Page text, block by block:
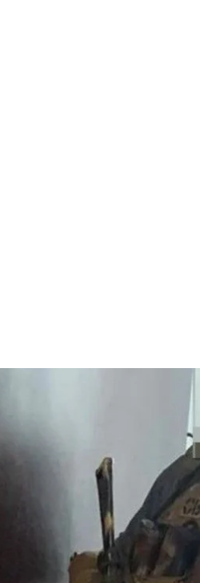
Украины
агент военной
оккупантам координаты
обстрелов.
По данным
и вооружении
в Николаеве
удар по двум школам